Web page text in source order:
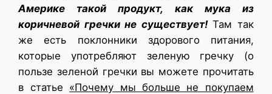
Америке такой продукт, как мука из
коричневой гречки не существует! Там так
же есть поклонники здорового питания,
которые употребляют зеленую гречку (о
пользе зеленой гречки вы можете прочитать
в статье «Почему мы больше не покупаем